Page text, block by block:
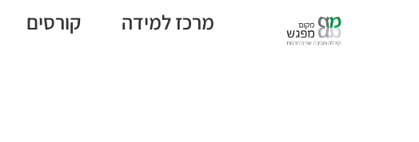
מרכז למידה קורסים